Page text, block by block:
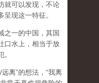
就可以发现，不论
现这一特征。
之一的中国，其国
口水上，相当于放
离”的想法，“我离